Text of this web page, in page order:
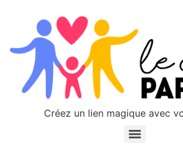
Créez un lien magique avec